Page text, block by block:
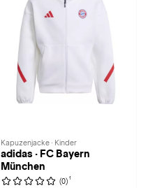
Kapuzenjacke · Kinder
adidas · FC Bayern
München
(0) 1